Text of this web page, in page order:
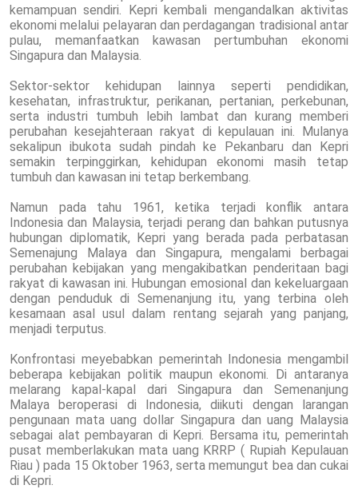
kemampuan sendiri. Kepri kembali mengandalkan aktivitas
ekonomi melalui pelayaran dan perdagangan tradisional antar
pulau, memanfaatkan kawasan pertumbuhan ekonomi
Singapura dan Malaysia.
Sektor-sektor kehidupan lainnya seperti pendidikan,
kesehatan, infrastruktur, perikanan, pertanian, perkebunan,
serta industri tumbuh lebih lambat dan kurang memberi
perubahan kesejahteraan rakyat di kepulauan ini. Mulanya
sekalipun ibukota sudah pindah ke Pekanbaru dan Kepri
semakin terpinggirkan, kehidupan ekonomi masih tetap
tumbuh dan kawasan ini tetap berkembang.
Namun pada tahu 1961, ketika terjadi konflik antara
Indonesia dan Malaysia, terjadi perang dan bahkan putusnya
hubungan diplomatik, Kepri yang berada pada perbatasan
Semenajung Malaya dan Singapura, mengalami berbagai
perubahan kebijakan yang mengakibatkan penderitaan bagi
rakyat di kawasan ini. Hubungan emosional dan kekeluargaan
dengan penduduk di Semenanjung itu, yang terbina oleh
kesamaan asal usul dalam rentang sejarah yang panjang,
menjadi terputus.
Konfrontasi meyebabkan pemerintah Indonesia mengambil
beberapa kebijakan politik maupun ekonomi. Di antaranya
melarang kapal-kapal dari Singapura dan Semenanjung
Malaya beroperasi di Indonesia, diikuti dengan larangan
pengunaan mata uang dollar Singapura dan uang Malaysia
sebagai alat pembayaran di Kepri. Bersama itu, pemerintah
pusat memberlakukan mata uang KRRP ( Rupiah Kepulauan
Riau ) pada 15 Oktober 1963, serta memungut bea dan cukai
di Kepri.